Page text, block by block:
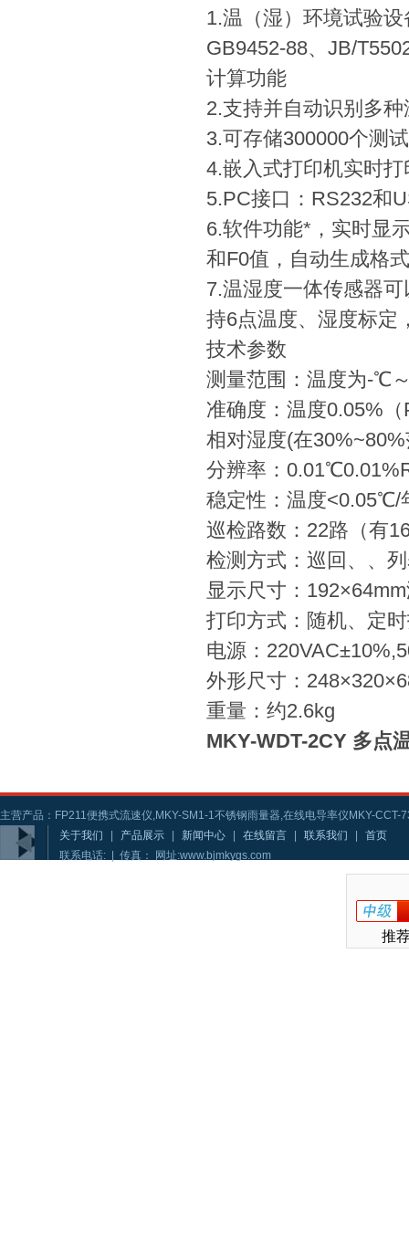
1.温（湿）环境试验
GB9452-88、JB/
计算功能
2.支持并自动识别多
3.可存储300000个测
4.嵌入式打印机实时
5.PC接口：RS232和
6.软件功能*，实时显
和F0值，自动生成格
7.温湿度一体传感器
持6点温度、湿度标定
技术参数
测量范围：温度为-℃
准确度：温度0.05%
相对湿度(在
分辨率：
稳定性：温度<0.05℃/
巡检路数：22路（有
检测方式：巡回、、
显示尺寸：
打印方式：随机、定
电源：
外形尺寸：
重量：约2.6kg
MKY-WDT-2CY 多点
主营产品：FP211便携式流速仪,MKY-SM1-1不锈钢雨量器,在线电导率仪MKY-CCT-
关于我们
产品展示 新闻中心 在线留言 联系我们
首页
联系电话: | 传真： 网址:www.bjmkygs.com
推